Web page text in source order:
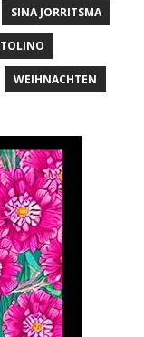
SINA JORRITSMA
TOLINO
WEIHNACHTEN